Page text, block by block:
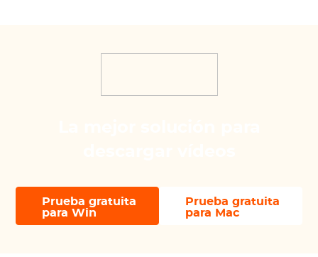
Prueba gratuita
para Win
Prueba gratuita
para Mac